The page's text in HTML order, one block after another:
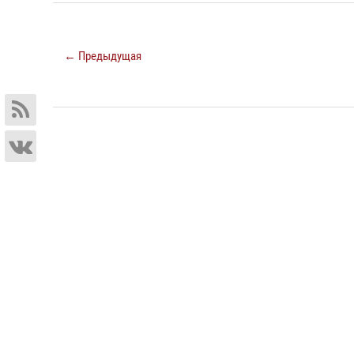
← Предыдущая